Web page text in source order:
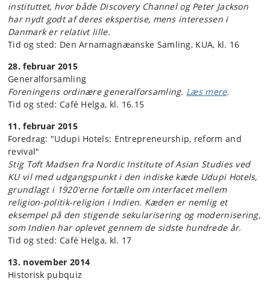
instituttet, hvor både Discovery Channel og Peter Jackson
har nydt godt af deres ekspertise, mens interessen i
Danmark er relativt lille.
Tid og sted: Den Arnamagnæanske Samling, KUA, kl. 16
28. februar 2015
Generalforsamling
Foreningens ordinære generalforsamling. Læs mere.
Tid og sted: Café Helga, kl. 16.15
11. februar 2015
Foredrag: "Udupi Hotels: Entrepreneurship, reform and
revival"
Stig Toft Madsen fra Nordic Institute of Asian Studies ved
KU vil med udgangspunkt i den indiske kæde Udupi Hotels,
grundlagt i 1920'erne fortælle om interfacet mellem
religion-politik-religion i Indien. Kæden er nemlig et
eksempel på den stigende sekularisering og modernisering,
som Indien har oplevet gennem de sidste hundrede år.
Tid og sted: Café Helga, kl. 17
13. november 2014
Historisk pubquiz